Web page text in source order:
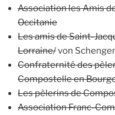
Association les Amis
Occitanie
Les amis de Saint-
Lorraine/von
Confraternité des
Compostelle en
Les pèlerins de
Association Franc-